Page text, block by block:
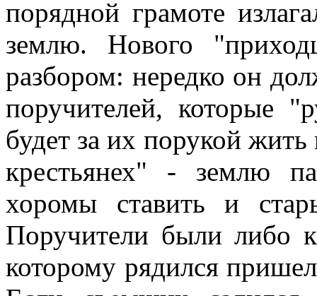
порядной грамоте
землю. Нового
разбором: нередко он
поручителей, которые
будет за их порукой
крестьянех" - землю
хоромы ставить и
Поручители были либо
которому рядился